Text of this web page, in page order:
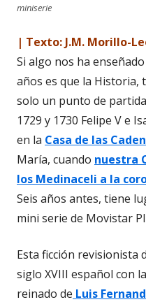
miniserie
| Texto: J.M. Morillo-
Si algo nos ha
años es que la Historia,
solo un punto de
1729 y 1730 Felipe V e
en la Casa de las
María, cuando nuestra
los Medinaceli a la
Seis años antes, tiene
mini serie de Movistar
Esta ficción revisionista
siglo XVIII español con
reinado de Luis